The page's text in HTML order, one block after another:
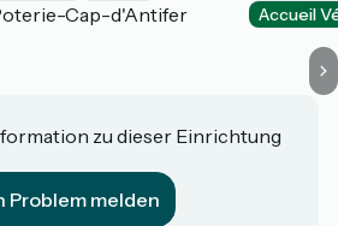
Cap-d'Antifer
Accueil
zu dieser Einrichtung
Problem melden